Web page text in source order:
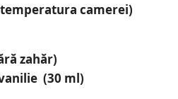
camerei)
zahăr)
(30 ml)